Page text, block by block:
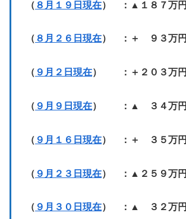
（ ８月１９日現在） ：▲１８７万円
（ ８月２６日現在） ：＋ ９３万円
（ ９月２日現在） ：＋２０３万円
（ ９月９日現在） ：▲ ３４万円
（ ９月１６日現在） ：＋ ３５万円
（ ９月２３日現在） ：▲２５９万円
（ ９月３０日現在） ：▲ ３２万円